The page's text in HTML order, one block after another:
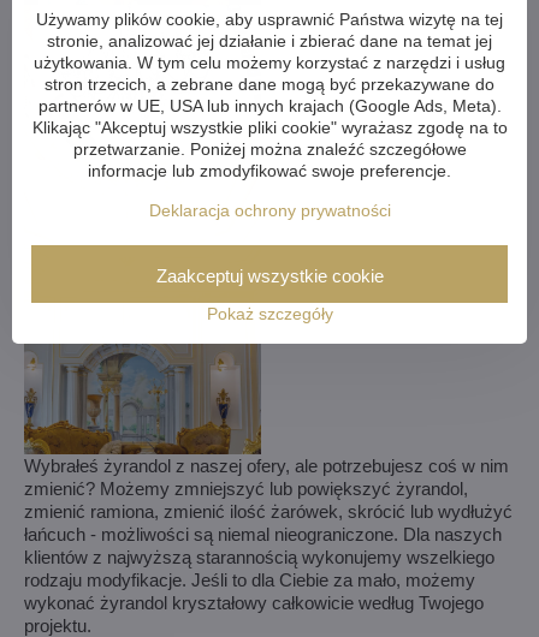
Wybrałeś żyrandol z naszej ofery, ale potrzebujesz coś w nim
zmienić? Możemy zmniejszyć lub powiększyć żyrandol,
zmienić ramiona, zmienić ilość żarówek, skrócić lub wydłużyć
łańcuch - możliwości są niemal nieograniczone. Dla naszych
klientów z najwyższą starannością wykonujemy wszelkiego
rodzaju modyfikacje. Jeśli to dla Ciebie za mało, możemy
wykonać żyrandol kryształowy całkowicie według Twojego
projektu.
Używamy plików cookie, aby usprawnić Państwa wizytę na tej
stronie, analizować jej działanie i zbierać dane na temat jej
użytkowania. W tym celu możemy korzystać z narzędzi i usług
stron trzecich, a zebrane dane mogą być przekazywane do
partnerów w UE, USA lub innych krajach (Google Ads, Meta).
Klikając "Akceptuj wszystkie pliki cookie" wyrażasz zgodę na to
przetwarzanie. Poniżej można znaleźć szczegółowe
informacje lub zmodyfikować swoje preferencje.
Deklaracja ochrony prywatności
Pokaż szczegóły
Zaakceptuj wszystkie cookie